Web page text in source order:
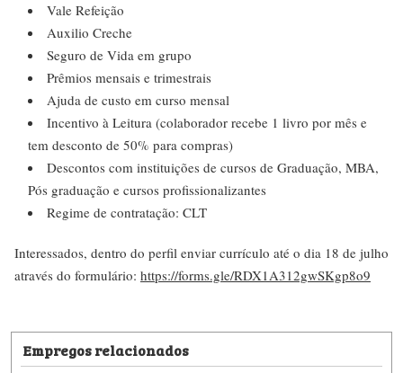
Vale Refeição
Auxilio Creche
Seguro de Vida em grupo
Prêmios mensais e trimestrais
Ajuda de custo em curso mensal
Incentivo à Leitura (colaborador recebe 1 livro por mês e
tem desconto de 50% para compras)
Descontos com instituições de cursos de Graduação, MBA,
Pós graduação e cursos profissionalizantes
Regime de contratação: CLT
Interessados, dentro do perfil enviar currículo até o dia 18 de julho
através do formulário: https://forms.gle/RDX1A312gwSKgp8o9
Empregos relacionados